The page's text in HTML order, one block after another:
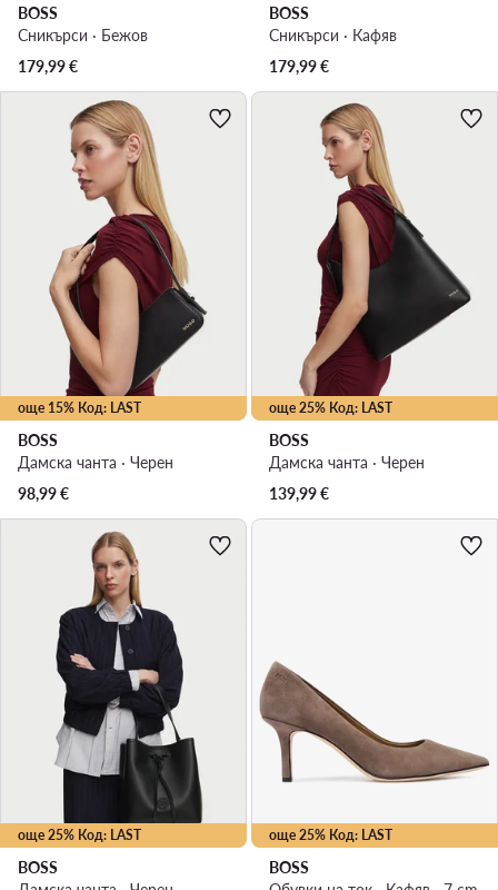
BOSS
Сникърси · Бежов
179,99€
BOSS
Сникърси · Кафяв
179,99€
още 15% Код: LAST
BOSS
Дамска чанта · Черен
98,99€
още 25% Код: LAST
BOSS
Дамска чанта · Черен
139,99€
още 25% Код: LAST
BOSS
още 25% Код: LAST
BOSS